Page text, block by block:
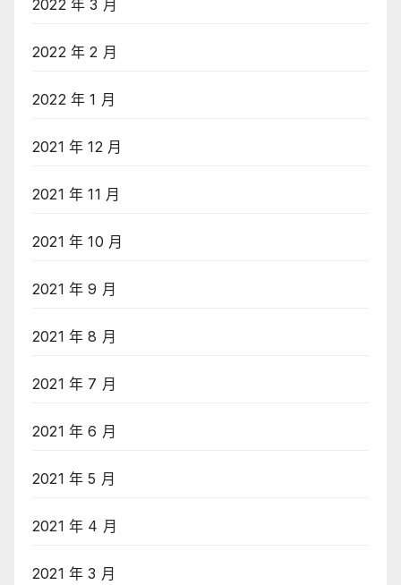
2022 年 3 月
2022 年 2 月
2022 年 1 月
2021 年 12 月
2021 年 11 月
2021 年 10 月
2021 年 9 月
2021 年 8 月
2021 年 7 月
2021 年 6 月
2021 年 5 月
2021 年 4 月
2021 年 3 月